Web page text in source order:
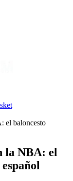
el baloncesto
la NBA: el